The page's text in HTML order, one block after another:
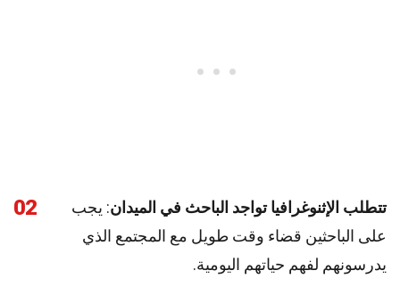
02 تتطلب الإثنوغرافيا تواجد الباحث في الميدان: يجب
على الباحثين قضاء وقت طويل مع المجتمع الذي
يدرسونهم لفهم حياتهم اليومية.